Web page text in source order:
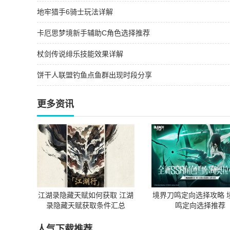
地牢猎手6骑士玩法详解
卡厄思梦境新手辅助C角色选择推荐
杖剑传说绯乐技能效果详解
饼干人联盟钓鱼点鱼群出现时段分享
更多资讯
江湖录隐藏天赋如何获取 江湖
录隐藏天赋获取条件汇总
境界刀鸣定向选择攻略
鸣定向选择推荐